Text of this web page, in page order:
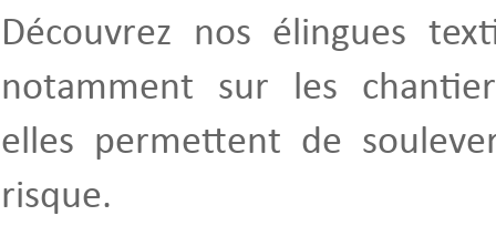
Découvrez nos élingues
notamment sur les
elles permettent de
risque.